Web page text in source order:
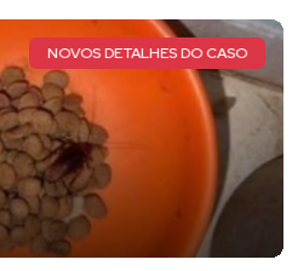
NOVOS DETALHES DO CASO